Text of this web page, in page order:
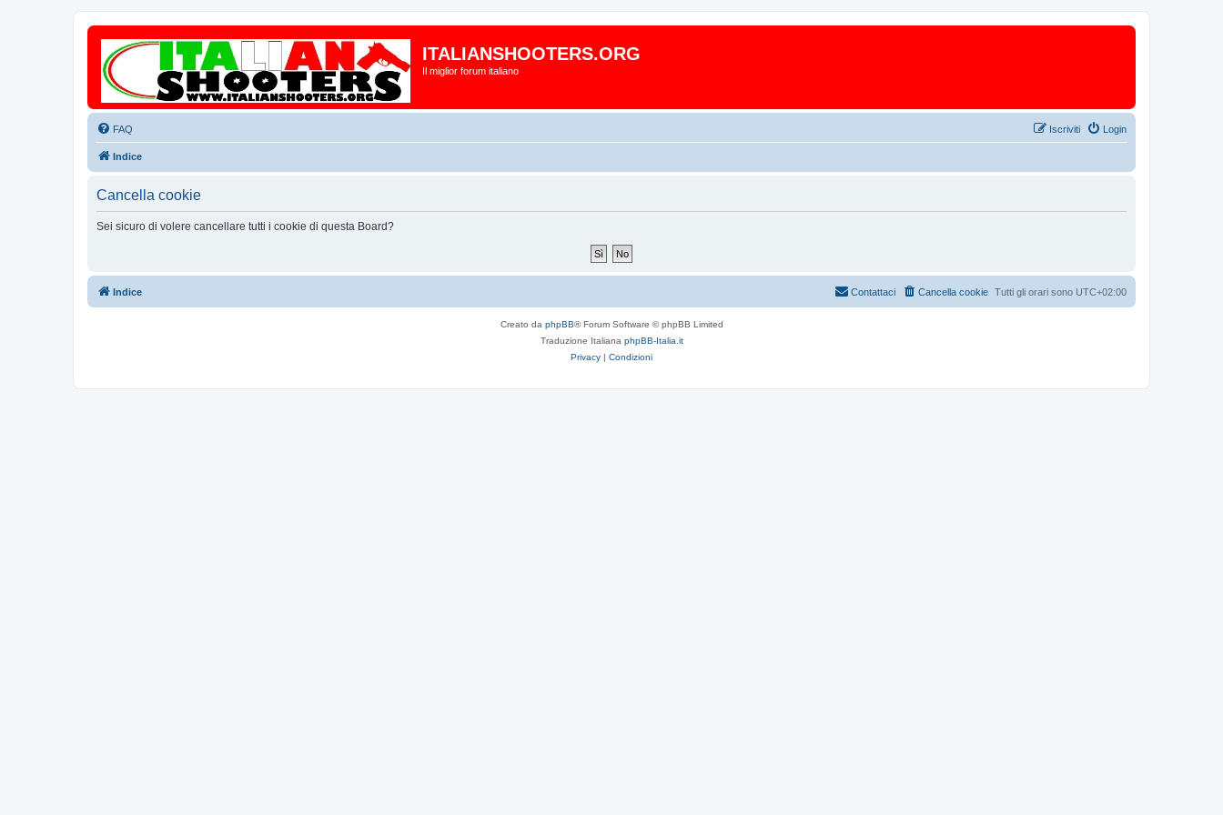
ITALIANSHOOTERS.ORG
Il miglior forum italiano
FAQ Login
Iscriviti
Indice
Cancella cookie
Sei sicuro di volere cancellare tutti i cookie di questa Board?
Indice Tutti gli orari sono UTC+02:00
Cancella cookie
Contattaci
Creato da phpBB® Forum Software © phpBB Limited
Traduzione Italiana phpBB-Italia.it
Privacy | Condizioni